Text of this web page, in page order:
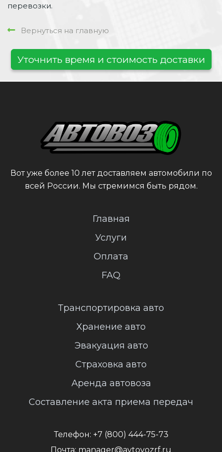
перевозки.
Вернуться на главную
Уточнить время и стоимость доставки
Вот уже более 10 лет доставляем автомобили по
всей России. Мы стремимся быть рядом.
Главная
Услуги
Оплата
FAQ
Транспортировка авто
Хранение авто
Эвакуация авто
Страховка авто
Аренда автовоза
Составление акта приема передач
Телефон: +7 (800) 444-75-73
Почта: manager@avtovozrf.ru